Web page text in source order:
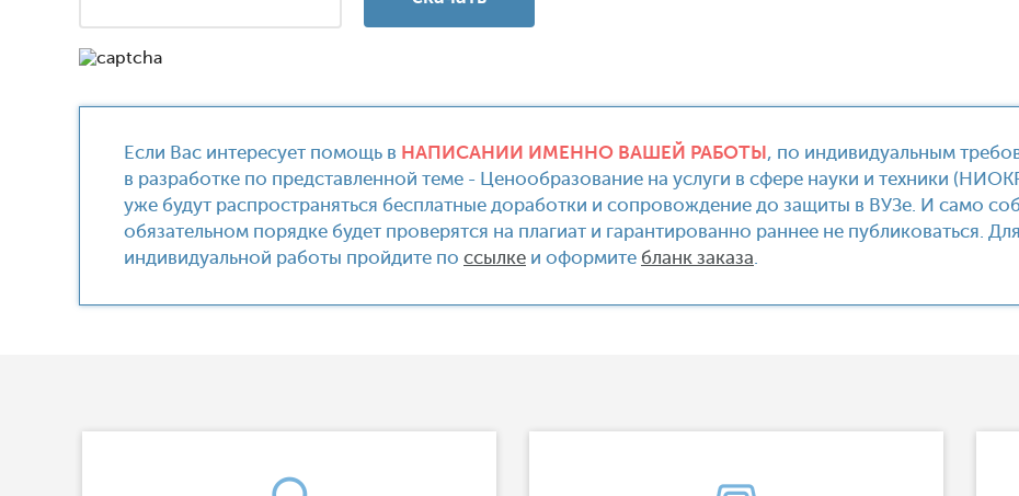
Если Вас интересует помощь в НАПИСАНИИ ИМЕННО ВАШЕЙ РАБОТЫ, по индивидуальным
в разработке по представленной теме - Ценообразование на услуги в сфере науки и техники
уже будут распространяться бесплатные доработки и сопровождение до защиты в ВУЗе. И само
обязательном порядке будет проверятся на плагиат и гарантированно раннее не публиковаться.
индивидуальной работы пройдите по ссылке и оформите бланк заказа.